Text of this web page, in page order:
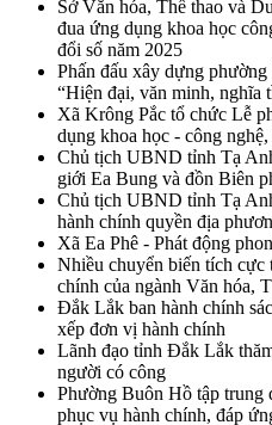
Sở Văn hóa, Thể thao và
đua ứng dụng khoa học
đổi số năm 2025
Phấn đấu xây dựng
“Hiện đại, văn minh, nghĩa
Xã Krông Pắc tổ chức Lễ
dụng khoa học - công
Chủ tịch UBND tỉnh Tạ
giới Ea Bung và đồn Biên
Chủ tịch UBND tỉnh Tạ
hành chính quyền địa
Xã Ea Phê - Phát động
Nhiều chuyển biến tích cực
chính của ngành Văn hóa,
Đắk Lắk ban hành chính
xếp đơn vị hành chính
Lãnh đạo tỉnh Đắk Lắk
người có công
Phường Buôn Hồ tập trung
phục vụ hành chính, đáp